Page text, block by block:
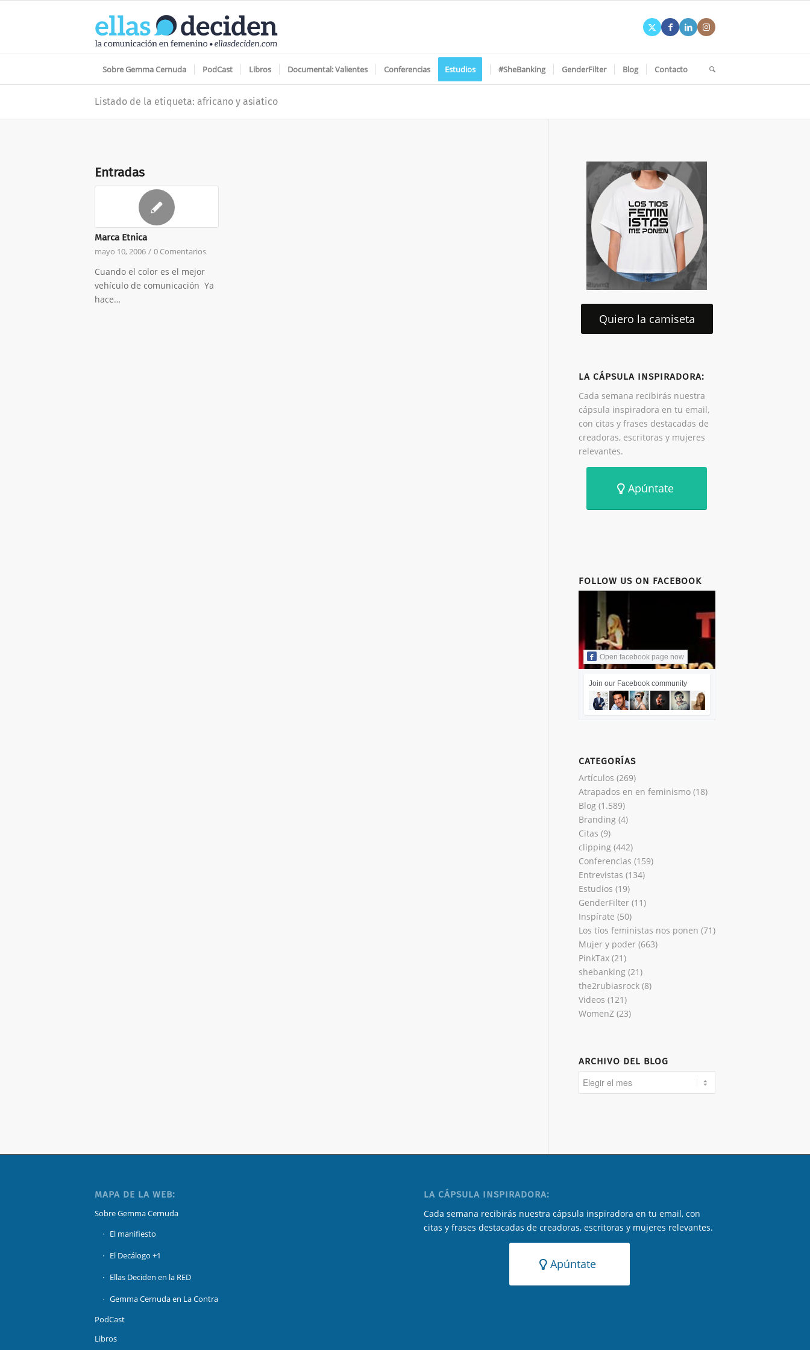
Sobre Gemma Cernuda PodCast Libros Documental: Valientes Conferencias Estudios #SheBanking GenderFilter Blog Contacto
Listado de la etiqueta: africano y asiatico
Entradas
Marca Etnica
mayo 10, 2006 / 0 Comentarios
Cuando el color es el mejor
vehículo de comunicación Ya
hace…
Quiero la camiseta
LA CÁPSULA INSPIRADORA:
Cada semana recibirás nuestra
cápsula inspiradora en tu email,
con citas y frases destacadas de
creadoras, escritoras y mujeres
relevantes.
Apúntate
FOLLOW US ON FACEBOOK
Open facebook page now
Join our Facebook community
CATEGORÍAS
Artículos (269)
Atrapados en en feminismo(18)
Blog(1.589)
Branding(4)
Citas (9)
clipping(442)
Conferencias (159)
Entrevistas (134)
Estudios (19)
GenderFilter(11)
Inspírate (50)
Los tíos feministas nos ponen (71)
Mujer y poder(663)
PinkTax(21)
shebanking(21)
the2rubiasrock(8)
Videos (121)
WomenZ(23)
ARCHIVO DEL BLOG
MAPA DE LA WEB:
Sobre Gemma Cernuda
El manifiesto
El Decálogo +1
Ellas Deciden en la RED
Gemma Cernuda en La Contra
PodCast
Libros
LA CÁPSULA INSPIRADORA:
Cada semana recibirás nuestra cápsula inspiradora en tu email, con
citas y frases destacadas de creadoras, escritoras y mujeres relevantes.
Apúntate